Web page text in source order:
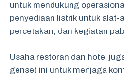
untuk mendukung
penyediaan listrik untuk alat-
percetakan, dan kegiatan
Usaha restoran dan hotel
genset ini untuk menjaga